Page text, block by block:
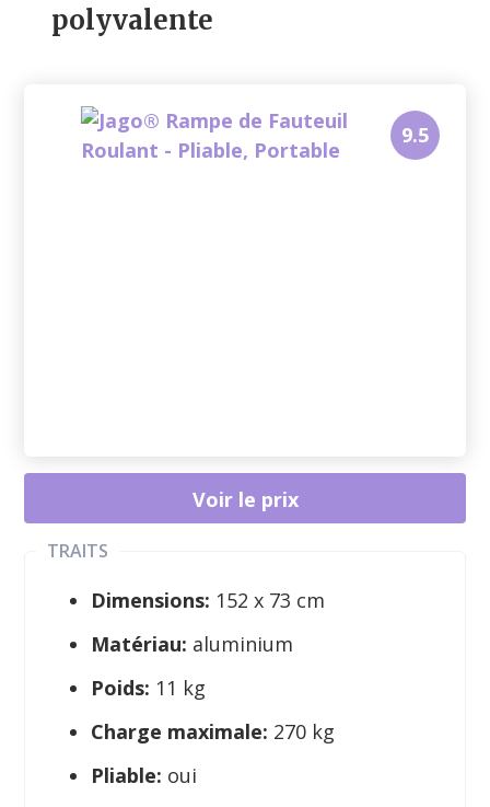
polyvalente
TRAITS
Dimensions: 152 x 73 cm
Matériau: aluminium
Poids: 11 kg
Charge maximale: 270 kg
Pliable: oui
9.5
Voir le prix